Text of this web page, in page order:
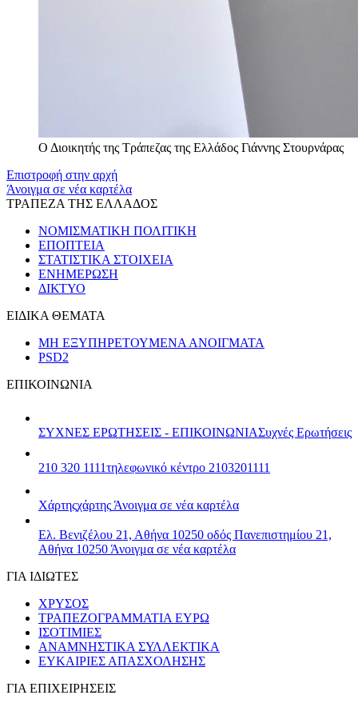
Ο Διοικητής της Τράπεζας της Ελλάδος Γιάννης Στουρνάρας
Επιστροφή στην αρχή
Άνοιγμα σε νέα καρτέλα
ΤΡΑΠΕΖΑ ΤΗΣ ΕΛΛΑΔΟΣ
ΝΟΜΙΣΜΑΤΙΚΗ ΠΟΛΙΤΙΚΗ
ΕΠΟΠΤΕΙΑ
ΣΤΑΤΙΣΤΙΚΑ ΣΤΟΙΧΕΙΑ
ΕΝΗΜΕΡΩΣΗ
ΔΙΚΤΥΟ
ΕΙΔΙΚΑ ΘΕΜΑΤΑ
ΜΗ ΕΞΥΠΗΡΕΤΟΥΜΕΝΑ ΑΝΟΙΓΜΑΤΑ
PSD2
ΕΠΙΚΟΙΝΩΝΙΑ
ΣΥΧΝΕΣ ΕΡΩΤΗΣΕΙΣ - ΕΠΙΚΟΙΝΩΝΙΑΣυχνές Ερωτήσεις
210 320 1111τηλεφωνικό κέντρο 2103201111
Χάρτηςχάρτης Άνοιγμα σε νέα καρτέλα
Ελ. Βενιζέλου 21, Αθήνα 10250 οδός Πανεπιστημίου 21,
Αθήνα 10250 Άνοιγμα σε νέα καρτέλα
ΓΙΑ ΙΔΙΩΤΕΣ
ΧΡΥΣΟΣ
ΤΡΑΠΕΖΟΓΡΑΜΜΑΤΙΑ ΕΥΡΩ
ΙΣΟΤΙΜΙΕΣ
ΑΝΑΜΝΗΣΤΙΚΑ ΣΥΛΛΕΚΤΙΚΑ
ΕΥΚΑΙΡΙΕΣ ΑΠΑΣΧΟΛΗΣΗΣ
ΓΙΑ ΕΠΙΧΕΙΡΗΣΕΙΣ